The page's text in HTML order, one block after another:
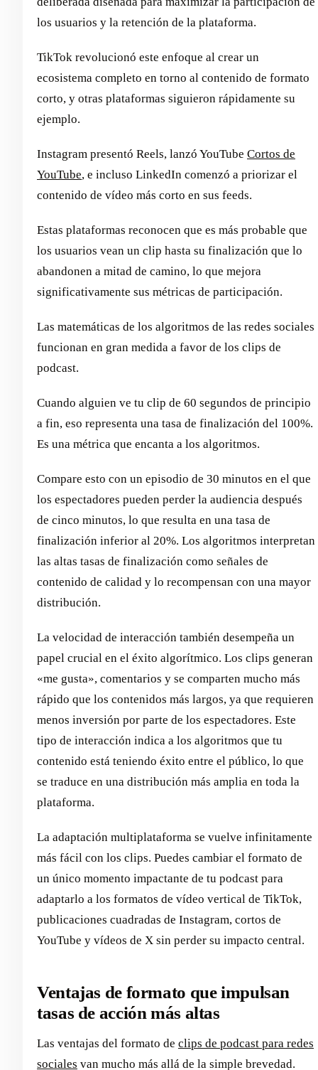
los usuarios y la retención de la plataforma.
TikTok revolucionó este enfoque al crear un
ecosistema completo en torno al contenido de formato
corto, y otras plataformas siguieron rápidamente su
ejemplo.
Instagram presentó Reels, lanzó YouTube Cortos de
YouTube, e incluso LinkedIn comenzó a priorizar el
contenido de vídeo más corto en sus feeds.
Estas plataformas reconocen que es más probable que
los usuarios vean un clip hasta su finalización que lo
abandonen a mitad de camino, lo que mejora
significativamente sus métricas de participación.
Las matemáticas de los algoritmos de las redes sociales
funcionan en gran medida a favor de los clips de
podcast.
Cuando alguien ve tu clip de 60 segundos de principio
a fin, eso representa una tasa de finalización del 100%.
Es una métrica que encanta a los algoritmos.
Compare esto con un episodio de 30 minutos en el que
los espectadores pueden perder la audiencia después
de cinco minutos, lo que resulta en una tasa de
finalización inferior al 20%. Los algoritmos interpretan
las altas tasas de finalización como señales de
contenido de calidad y lo recompensan con una mayor
distribución.
La velocidad de interacción también desempeña un
papel crucial en el éxito algorítmico. Los clips generan
«me gusta», comentarios y se comparten mucho más
rápido que los contenidos más largos, ya que requieren
menos inversión por parte de los espectadores. Este
tipo de interacción indica a los algoritmos que tu
contenido está teniendo éxito entre el público, lo que
se traduce en una distribución más amplia en toda la
plataforma.
La adaptación multiplataforma se vuelve infinitamente
más fácil con los clips. Puedes cambiar el formato de
un único momento impactante de tu podcast para
adaptarlo a los formatos de vídeo vertical de TikTok,
publicaciones cuadradas de Instagram, cortos de
YouTube y vídeos de X sin perder su impacto central.
Ventajas de formato que impulsan
tasas de acción más altas
Las ventajas del formato de clips de podcast para redes
sociales van mucho más allá de la simple brevedad.